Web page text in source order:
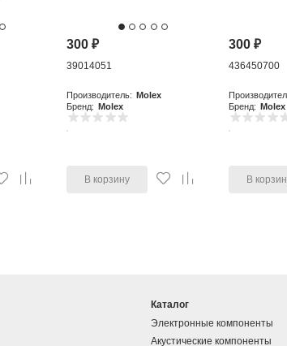
300₽
39014051
Производитель:
Molex
Бренд:
Molex
В корзину
300₽
436450700
Бренд:
Molex
В
Каталог
Электронные компоненты
Акустические компоненты